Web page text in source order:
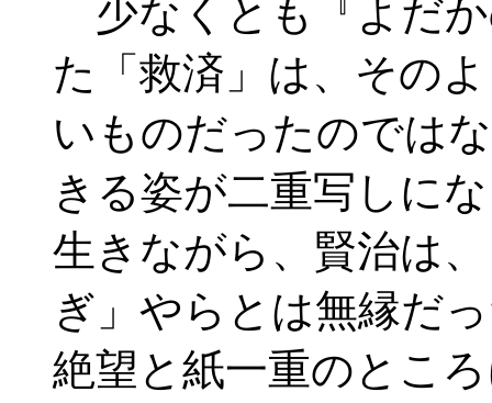
少なくとも『よだ
た「救済」は、その
いものだったのでは
きる姿が二重写しに
生きながら、賢治は
ぎ」やらとは無縁だ
絶望と紙一重のとこ